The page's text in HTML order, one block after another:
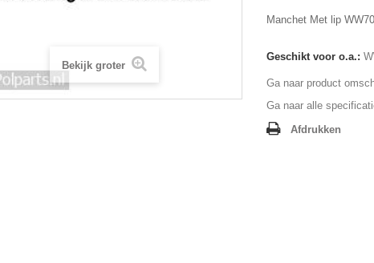
Bekijk groter
Manchet Met lip
Geschikt voor o.a.:
Ga naar product
Ga naar alle
Afdrukken